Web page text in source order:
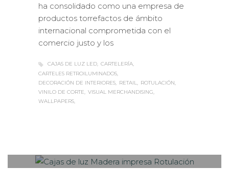
ha consolidado como una empresa de
productos torrefactos de ámbito
internacional comprometida con el
comercio justo y los
CAJAS DE LUZ LED CARTELERÍA
CARTELES RETROILUMINADOS
DECORACIÓN DE INTERIORES
RETAIL
ROTULACIÓN
VINILO DE CORTE
VISUAL MERCHANDISING
WALLPAPERS